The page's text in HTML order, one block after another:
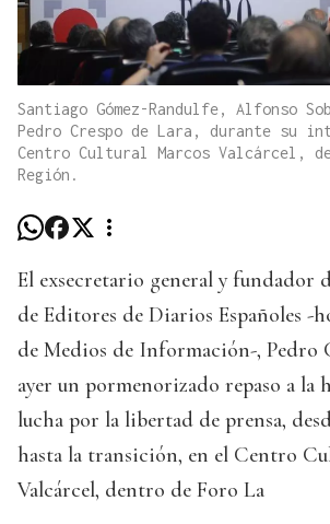
Santiago Gómez-Randulfe, Alfonso
Pedro Crespo de Lara, durante su
Centro Cultural Marcos Valcárcel,
Región.
El exsecretario general y fundador
de Editores de Diarios Españoles -
de Medios de Información-, Pedro
ayer un pormenorizado repaso a la
lucha por la libertad de prensa,
hasta la transición, en el Centro
Valcárcel, dentro de Foro La